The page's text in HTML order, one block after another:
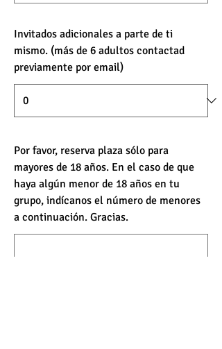
Invitados adicionales a parte de ti
mismo. (más de 6 adultos contactad
previamente por email)
Por favor, reserva plaza sólo para
mayores de 18 años. En el caso de que
haya algún menor de 18 años en tu
grupo, indícanos el número de menores
a continuación. Gracias.